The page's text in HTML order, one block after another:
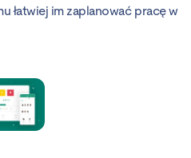
łatwiej im zaplanować pracę w